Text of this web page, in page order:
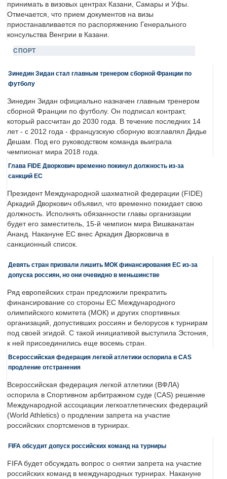
принимать в визовых центрах Казани, Самары и Уфы.
Отмечается, что прием документов на визы
приостанавливается по распоряжению Генерального
консульства Венгрии в Казани.
СПОРТ
Зинедин Зидан стал главным тренером сборной Франции по
футболу
Зинедин Зидан официально назначен главным тренером
сборной Франции по футболу. Он подписал контракт,
который рассчитан до 2030 года. В течение последних 14
лет - с 2012 года - французскую сборную возглавлял Дидье
Дешам. Под его руководством команда выиграла
чемпионат мира 2018 года.
Глава FIDE Дворкович временно покинул должность из-за
санкций ЕС
Президент Международной шахматной федерации (FIDE)
Аркадий Дворкович объявил, что временно покидает свою
должность. Исполнять обязанности главы организации
будет его заместитель, 15-й чемпион мира Вишванатан
Ананд. Накануне ЕС внес Аркадия Дворковича в
санкционный список.
Девять стран призвали лишить МОК финансирования ЕС из-за
допуска россиян, но они очевидно в меньшинстве
Ряд европейских стран предложили прекратить
финансирование со стороны ЕС Международного
олимпийского комитета (МОК) и других спортивных
организаций, допустивших россиян и белорусов к турнирам
под своей эгидой. С такой инициативой выступила Эстония,
к ней присоединились еще восемь стран.
Всероссийская федерация легкой атлетики оспорила в CAS
продление отстранения
Всероссийская федерация легкой атлетики (ВФЛА)
оспорила в Спортивном арбитражном суде (CAS) решение
Международной ассоциации легкоатлетических федераций
(World Athletics) о продлении запрета на участие
российских спортсменов в турнирах.
FIFA обсудит допуск российских команд на турниры
FIFA будет обсуждать вопрос о снятии запрета на участие
российских команд в международных турнирах. Накануне